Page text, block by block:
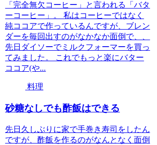
「完全無欠コーヒー」と言われる「バタ
ーコーヒー」。 私はコーヒーではなく
純ココアで作っているんですが、ブレン
ダーを毎回出すのがなかなか面倒で、、
先日ダイソーでミルクフォーマーを買っ
てみました。 これでもっと楽にバター
ココア(や...
料理
砂糖なしでも酢飯はできる
先日久しぶりに家で手巻き寿司をしたん
ですが、酢飯を作るのがなんとなく面倒